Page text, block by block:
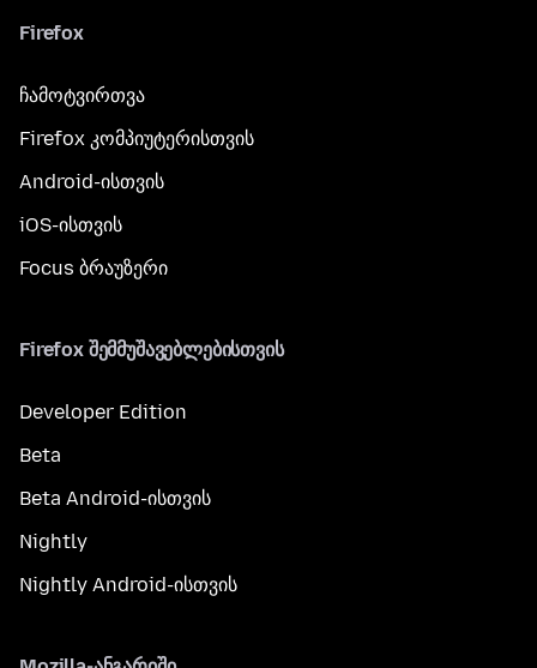
Firefox
ჩამოტვირთვა
Firefox კომპიუტერისთვის
Android-ისთვის
iOS-ისთვის
Focus ბრაუზერი
Firefox შემმუშავებლებისთვის
Developer Edition
Beta
Beta Android-ისთვის
Nightly
Nightly Android-ისთვის